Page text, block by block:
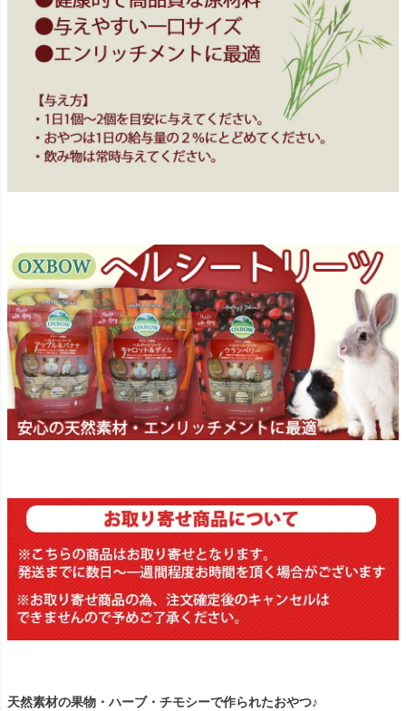
天然素材の果物・ハーブ・チモシーで作られたおやつ♪